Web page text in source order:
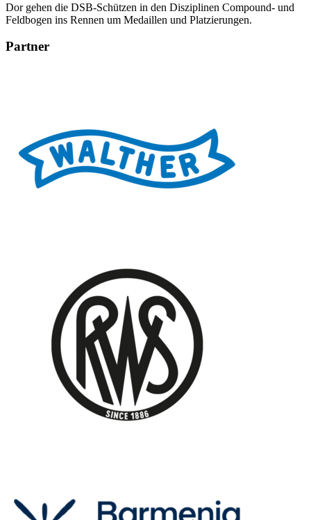
Dor gehen die DSB-Schützen in den Disziplinen Compound- und
Feldbogen ins Rennen um Medaillen und Platzierungen.
Partner